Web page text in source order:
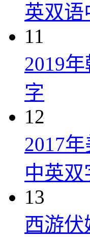
英双语
11
2019
字
12
2017
中英双
13
西游伏